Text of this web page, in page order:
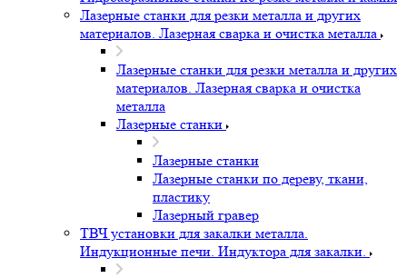
Лазерные станки для резки металла и других
материалов. Лазерная сварка и очистка металла
Лазерные станки для резки металла и других
материалов. Лазерная сварка и очистка
металла
Лазерные станки
Лазерные станки
Лазерные станки по дереву, ткани,
пластику
Лазерный гравер
ТВЧ установки для закалки металла.
Индукционные печи. Индуктора для закалки.